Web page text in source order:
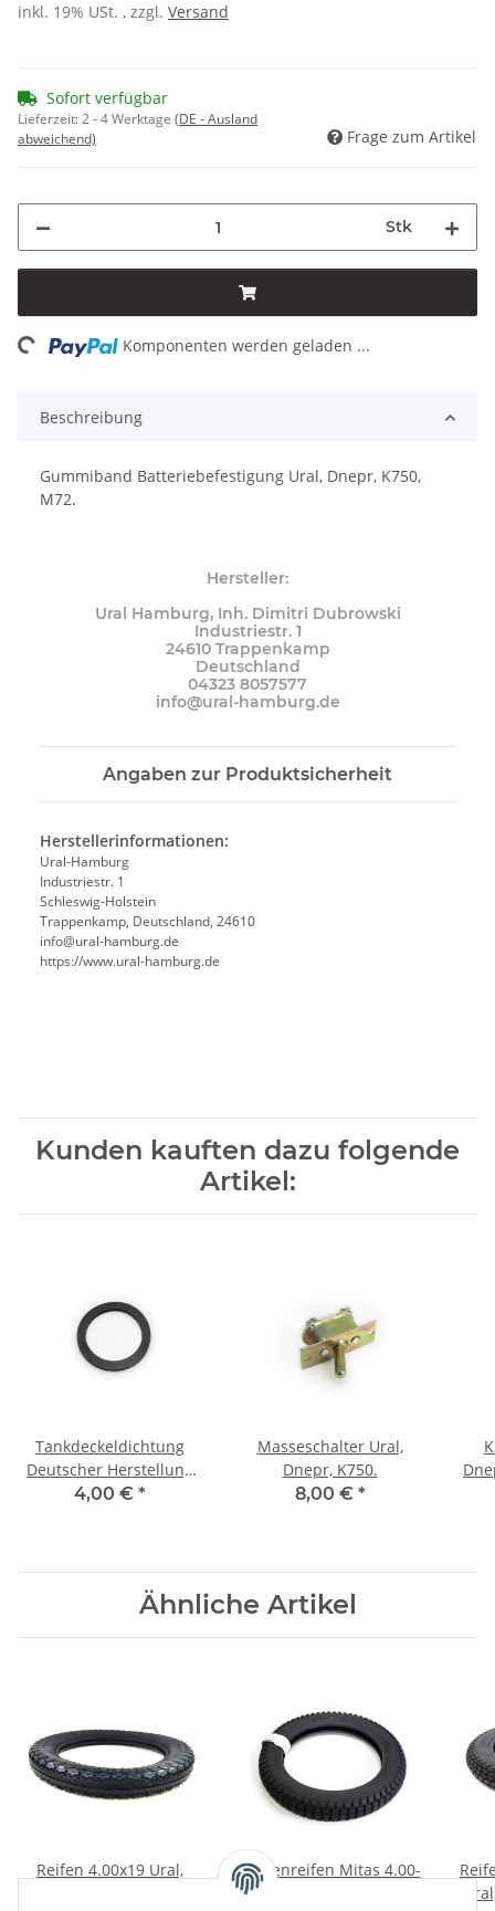
inkl. 19% USt. , zzgl. Versand
Sofort verfügbar
Lieferzeit:2 - 4 Werktage (DE - Ausland
abweichend)
Frage zum Artikel
Stk
Komponenten werden geladen ...
Beschreibung
Gummiband Batteriebefestigung Ural, Dnepr, K750,
M72.
Hersteller:
Ural Hamburg, Inh. Dimitri Dubrowski
Industriestr. 1
24610 Trappenkamp
Deutschland
04323 8057577
info@ural-hamburg.de
Angaben zur Produktsicherheit
Herstellerinformationen:
Ural-Hamburg
Industriestr. 1
Schleswig-Holstein
Trappenkamp, Deutschland, 24610
info@ural-hamburg.de
https://www.ural-hamburg.de
Kunden kauften dazu folgende
Artikel:
Tankdeckeldichtung
Deutscher Herstellung
Ural, Dnepr, K750, M72.
4,00 € *
Masseschalter Ural,
Dnepr, K750.
8,00 € *
Ähnliche Artikel
Reifen 4.00x19 Ural,
Stollenreifen Mitas 4.00-
19 E05 Ural, Dnepr,